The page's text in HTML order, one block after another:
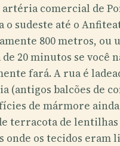
comercial de
o sudeste até o
800 metros, ou
20 minutos se você
fará. A rua é
(antigos balcões de
de mármore ainda
terracota de lentilhas
onde os tecidos eram